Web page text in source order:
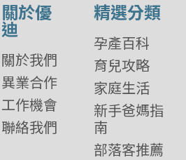
關於優
迪
關於我們
異業合作
工作機會
聯絡我們
精選分類
孕產百科
育兒攻略
家庭生活
新手爸媽指
南
部落客推薦